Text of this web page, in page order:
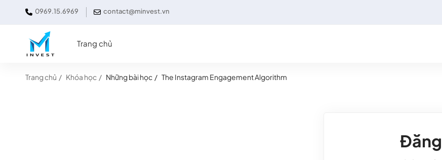
0969.15.6969 contact@minvest.vn
Trang chủ
Trang chủ Khóa học Những bài học The Instagram Engagement Algorithm